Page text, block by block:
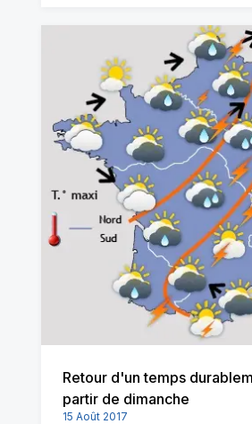
Retour d'un temps
partir de dimanche
15 Août 2017